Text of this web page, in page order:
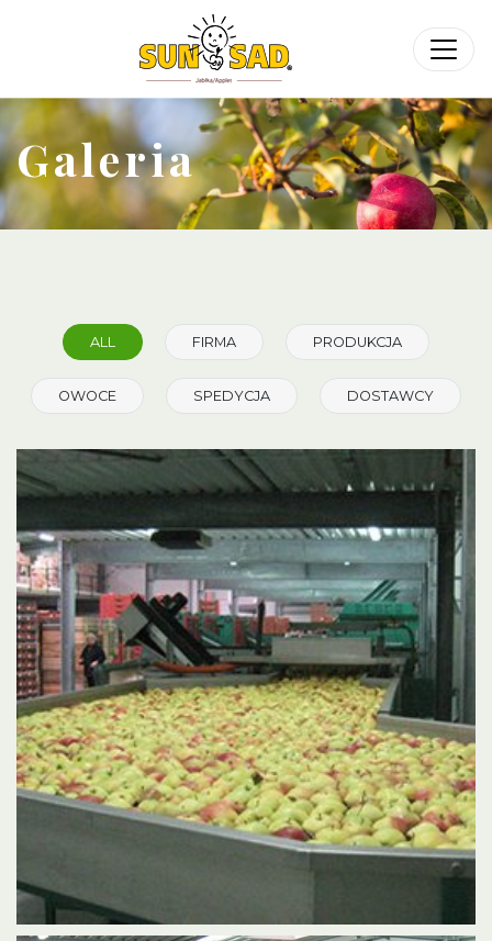
Galeria
ALL FIRMA PRODUKCJA
OWOCE SPEDYCJA DOSTAWCY